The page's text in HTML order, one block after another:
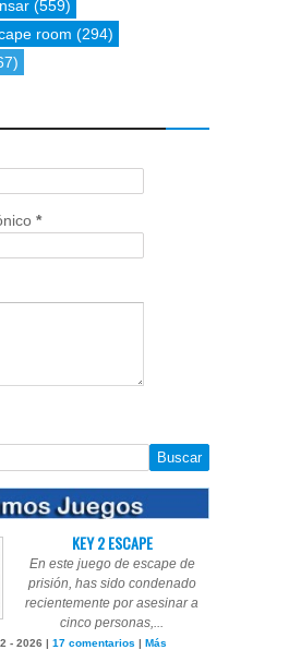
(559)
room (294)
*
KEY 2 ESCAPE
En este juego de escape de
prisión, has sido condenado
recientemente por asesinar a
cinco personas,...
- 2026 | 17 comentarios | Más